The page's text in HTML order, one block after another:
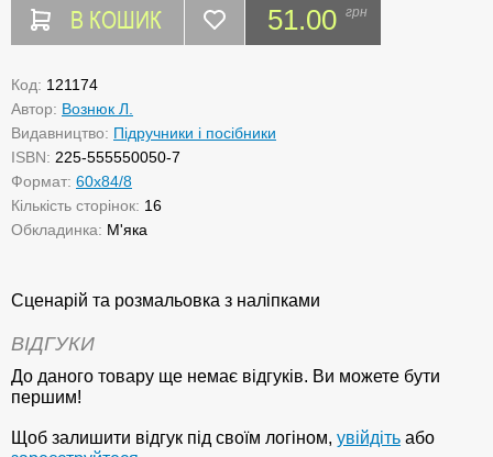
В КОШИК 51.00 грн
Код: 121174
Автор: Вознюк Л.
Видавництво: Підручники і посібники
ISBN: 225-555550050-7
Формат: 60х84/8
Кількість сторінок: 16
Обкладинка: М'яка
Сценарій та розмальовка з наліпками
ВІДГУКИ
До даного товару ще немає відгуків. Ви можете бути
першим!
Щоб залишити відгук під своїм логіном, увійдіть або